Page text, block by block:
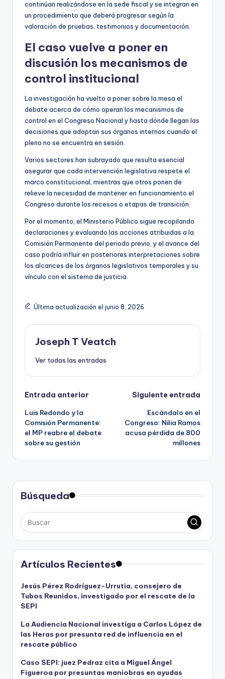
continúan realizándose en la sede fiscal y se integran en
un procedimiento que deberá progresar según la
valoración de pruebas, testimonios y documentación.
El caso vuelve a poner en
discusión los mecanismos de
control institucional
La investigación ha vuelto a poner sobre la mesa el
debate acerca de cómo operan los mecanismos de
control en el Congreso Nacional y hasta dónde llegan las
decisiones que adoptan sus órganos internos cuando el
pleno no se encuentra en sesión.
Varios sectores han subrayado que resulta esencial
asegurar que cada intervención legislativa respete el
marco constitucional, mientras que otros ponen de
relieve la necesidad de mantener en funcionamiento el
Congreso durante los recesos o etapas de transición.
Por el momento, el Ministerio Público sigue recopilando
declaraciones y evaluando las acciones atribuidas a la
Comisión Permanente del periodo previo, y el avance del
caso podría influir en posteriores interpretaciones sobre
los alcances de los órganos legislativos temporales y su
vínculo con el sistema de justicia.
Última actualización el junio 8, 2026
Joseph T Veatch
Ver todas las entradas
Navegación
de
entradas
Entrada anterior
Luis Redondo y la
Comisión Permanente:
el MP reabre el debate
sobre su gestión
Siguiente entrada
Escándalo en el
Congreso: Nilia Ramos
acusa pérdida de 800
millones
Búsqueda
Artículos Recientes
Jesús Pérez Rodríguez-Urrutia, consejero de
Tubos Reunidos, investigado por el rescate de la
SEPI
La Audiencia Nacional investiga a Carlos López de
las Heras por presunta red de influencia en el
rescate público
Caso SEPI: juez Pedraz cita a Miguel Ángel
Figueroa por presuntas maniobras en ayudas